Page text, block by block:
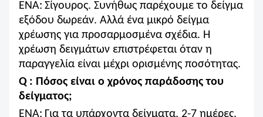
ΕΝΑ: Σίγουρος. Συνήθως παρέχουμε το δείγμα
εξόδου δωρεάν. Αλλά ένα μικρό δείγμα
χρέωσης για προσαρμοσμένα σχέδια. Η
χρέωση δειγμάτων επιστρέφεται όταν η
παραγγελία είναι μέχρι ορισμένης ποσότητας.
Q : Πόσος είναι ο χρόνος παράδοσης του
δείγματος;
ΕΝΑ: Για τα υπάρχοντα δείγματα, 2-7 ημέρες.